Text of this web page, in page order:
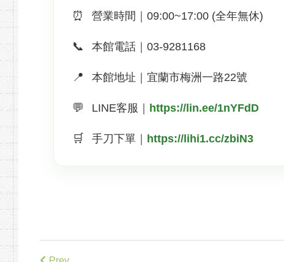
⏰ 營業時間｜09:00~17:00 (全年無休)
📞 本館電話｜03-9281168
📍 本館地址｜宜蘭市梅洲一路22號
💬 LINE客服｜ https://lin.ee/1nYFdD
🛒 手刀下單｜ https://lihi1.cc/zbiN3